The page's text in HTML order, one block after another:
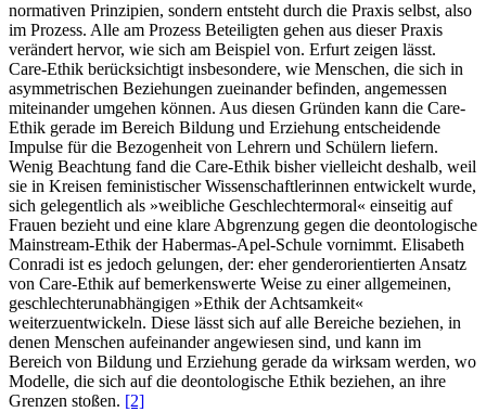
normativen Prinzipien, sondern entsteht durch die Praxis selbst, also
im Prozess. Alle am Prozess Beteiligten gehen aus dieser Praxis
verändert hervor, wie sich am Beispiel von. Erfurt zeigen lässt.
Care-Ethik berücksichtigt insbesondere, wie Menschen, die sich in
asymmetrischen Beziehungen zueinander befinden, angemessen
miteinander umgehen können. Aus diesen Gründen kann die Care-
Ethik gerade im Bereich Bildung und Erziehung entscheidende
Impulse für die Bezogenheit von Lehrern und Schülern liefern.
Wenig Beachtung fand die Care-Ethik bisher vielleicht deshalb, weil
sie in Kreisen feministischer Wissenschaftlerinnen entwickelt wurde,
sich gelegentlich als »weibliche Geschlechtermoral« einseitig auf
Frauen bezieht und eine klare Abgrenzung gegen die deontologische
Mainstream-Ethik der Habermas-Apel-Schule vornimmt. Elisabeth
Conradi ist es jedoch gelungen, der: eher genderorientierten Ansatz
von Care-Ethik auf bemerkenswerte Weise zu einer allgemeinen,
geschlechterunabhängigen »Ethik der Achtsamkeit«
weiterzuentwickeln. Diese lässt sich auf alle Bereiche beziehen, in
denen Menschen aufeinander angewiesen sind, und kann im
Bereich von Bildung und Erziehung gerade da wirksam werden, wo
Modelle, die sich auf die deontologische Ethik beziehen, an ihre
Grenzen stoßen. [2]